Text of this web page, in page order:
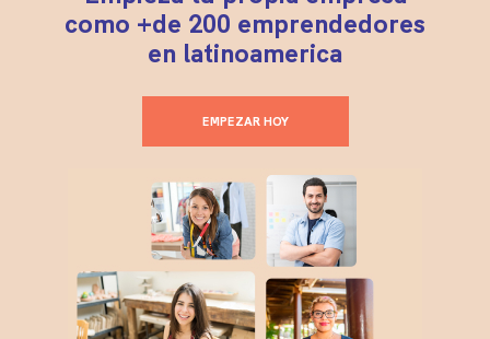
como +de 200 emprendedores
en latinoamerica
EMPEZAR HOY